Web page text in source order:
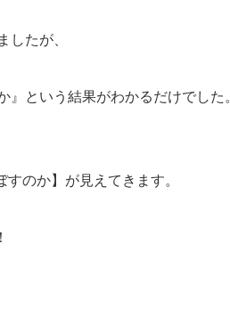
たが、
』という結果がわかるだけでした。
のか】が見えてきます。